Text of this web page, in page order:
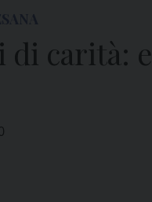
carità: